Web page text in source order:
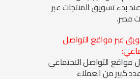
بدءتسويق المنتجات عبر
مصر.
عبر مواقع التواصل
مواقع التواصل الاجتماعي
كبير من العملاء